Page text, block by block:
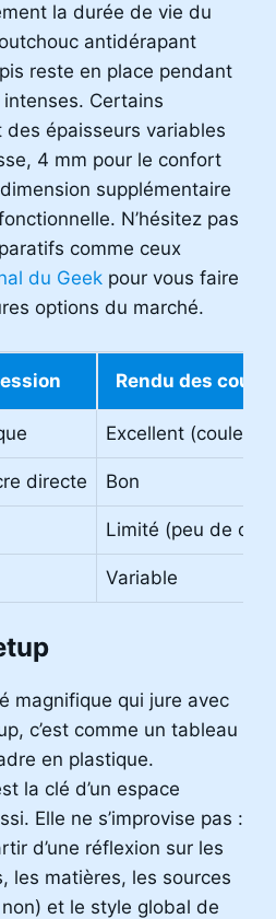
la durée de vie du
antidérapant
reste en place pendant
Certains
épaisseurs variables
4 mm pour le confort
supplémentaire
N’hésitez pas
comme ceux
du Geek pour vous faire
options du marché.
Rendu des
Excellent (couleurs
directe Bon
Limité (peu de
Variable
magnifique qui jure avec
c’est comme un tableau
en plastique.
la clé d’un espace
Elle ne s’improvise pas :
d’une réflexion sur les
les matières, les sources
et le style global de